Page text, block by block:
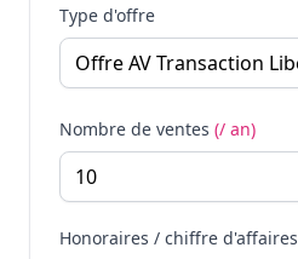
Type d'offre
Nombre de ventes (/ an)
Honoraires / chiffre d'affaires